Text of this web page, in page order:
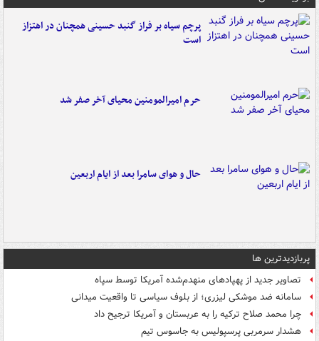
پرچم سیاه بر فراز گنبد حسینی همچنان در اهتزاز
است
حرم امیرالمومنین محیای آخر صفر شد
حال و هوای سامرا بعد از ایام اربعین
پربازدیدترین ها
تصاویر جدید از پهپادهای منهدم‌شده آمریکا توسط سپاه
سامانه ضد موشکی لیزری؛ از بلوف سیاسی تا واقعیت میدانی
چرا محمد صلاح ترکیه را به عربستان و آمریکا ترجیح داد
هشدار سرمربی پرسپولیس به جاسوس تیم